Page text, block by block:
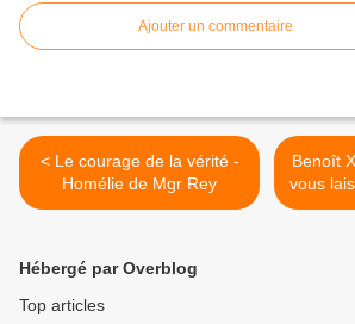
Ajouter un commentaire
< Le courage de la vérité -
Homélie de Mgr Rey
Benoît
vous
Hébergé par Overblog
Top articles